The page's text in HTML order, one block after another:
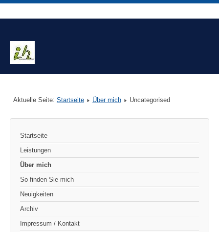
Aktuelle Seite: Startseite Über mich Uncategorised
Startseite
Leistungen
Über mich
So finden Sie mich
Neuigkeiten
Archiv
Impressum / Kontakt